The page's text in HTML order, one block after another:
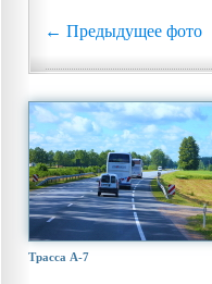
← Предыдущее фото
Трасса А-7